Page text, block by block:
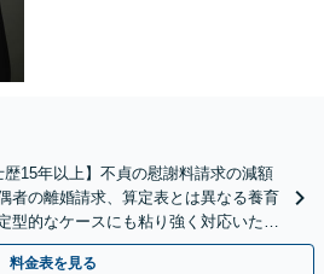
歴15年以上】不貞の慰謝料請求の減額
者の離婚請求、算定表とは異なる養育
型的なケースにも粘り強く対応いたし
休日・夜間相談可】
料金表を見る